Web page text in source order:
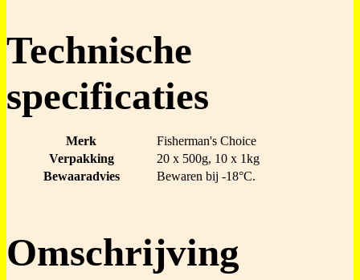
Technische
specificaties
Merk
Fisherman's Choice
Verpakking
20 x 500g, 10 x 1kg
Bewaaradvies
Bewaren bij -18°C.
Omschrijving